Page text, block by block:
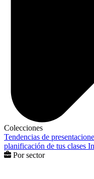
Colecciones
Tendencias de
planificación de tus clases
Por sector